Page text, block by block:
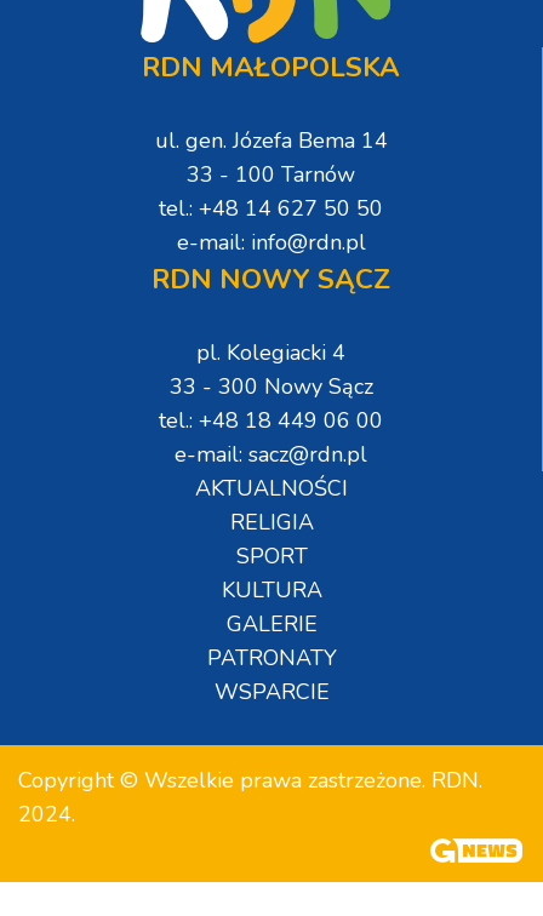
RDN MAŁOPOLSKA
ul. gen. Józefa Bema 14
33 - 100 Tarnów
tel.: +48 14 627 50 50
e-mail: info@rdn.pl
RDN NOWY SĄCZ
pl. Kolegiacki 4
33 - 300 Nowy Sącz
tel.: +48 18 449 06 00
e-mail: sacz@rdn.pl
AKTUALNOŚCI
RELIGIA
SPORT
KULTURA
GALERIE
PATRONATY
WSPARCIE
Copyright © Wszelkie prawa zastrzeżone. RDN.
2024.